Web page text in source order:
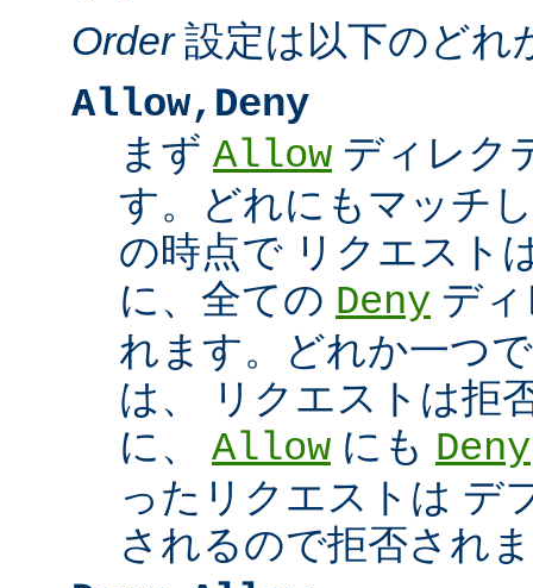
Order設定は以下のどれ
Allow,Deny
まず Allow ディレク
す。どれにもマッチ
の時点で リクエスト
に、全ての Deny デ
れます。どれか一つ
は、 リクエストは拒
に、 Allow にも Deny
ったリクエストは デ
されるので拒否され